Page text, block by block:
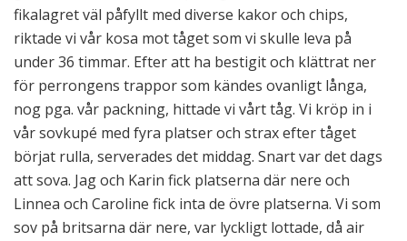
fikalagret väl påfyllt med diverse kakor och chips,
riktade vi vår kosa mot tåget som vi skulle leva på
under 36 timmar. Efter att ha bestigit och klättrat ner
för perrongens trappor som kändes ovanligt långa,
nog pga. vår packning, hittade vi vårt tåg. Vi kröp in i
vår sovkupé med fyra platser och strax efter tåget
börjat rulla, serverades det middag. Snart var det dags
att sova. Jag och Karin fick platserna där nere och
Linnea och Caroline fick inta de övre platserna. Vi som
sov på britsarna där nere, var lyckligt lottade, då air